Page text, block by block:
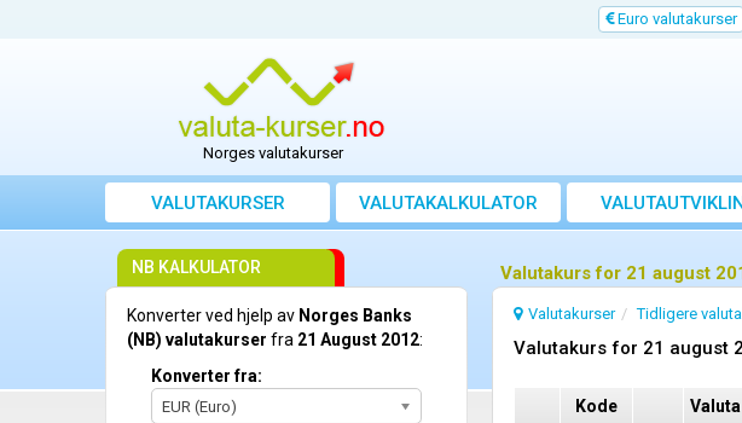
Euro valutakurser
Norges valutakurser
VALUTAKURSER VALUTAKALKULATOR
Valutakurs for 21 august
Valutakurser Tidligere
Valutakurs for 21 august
Kode Valuta
NB KALKULATOR
Konverter ved hjelp av Norges Banks
(NB) valutakurser fra 21 August 2012:
Konverter fra:
EUR (Euro)